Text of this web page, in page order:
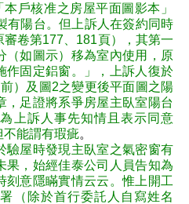
戶核准之房屋平面圖影本」
有陽台。但上訴人在簽約同時
卷第177、181頁），其第一
（如圖示）移為室內使用，原
作固定鋁窗。」，上訴人復於
）及圖2之變更後平面圖之陽
，足證將系爭房屋主臥室陽台
上訴人事先知情且表示同意
不能謂有瑕疵。
驗屋時發現主臥室之氣密窗有
果，始經佳泰公司人員告知為
刻意隱瞞實情云云。惟上開工
（除於首行委託人自寫姓名